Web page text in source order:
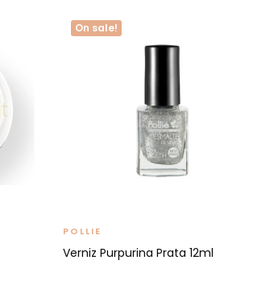
On sale!
POLLIE
Verniz Purpurina Prata 12ml